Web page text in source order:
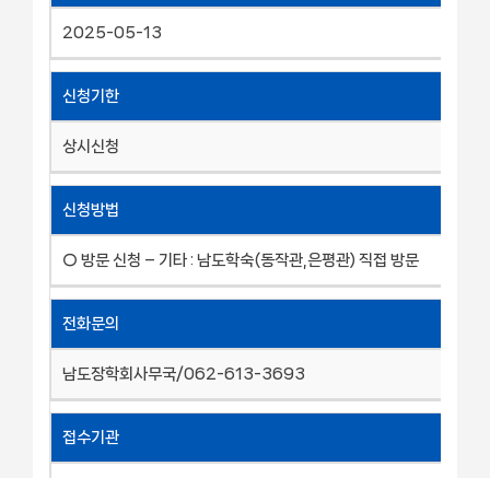
2025-05-13
신청기한
상시신청
신청방법
○ 방문 신청 – 기타 : 남도학숙(동작관,은평관) 직접 방문
전화문의
남도장학회사무국/062-613-3693
접수기관